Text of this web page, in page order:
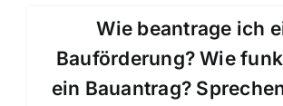
Wie beantrage ich
Bauförderung? Wie
ein Bauantrag?